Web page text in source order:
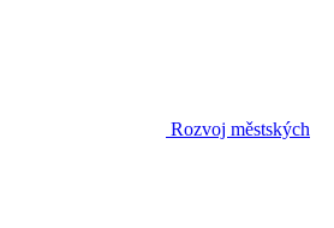
Rozvoj městských